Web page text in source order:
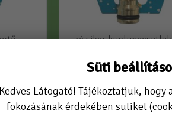
réz iker
Süti
Kedves Látogató! Tájékoztatjuk, hogy
fokozásának érdekében sütiket